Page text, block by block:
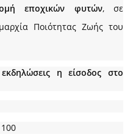
εποχικών φυτών, σε
Ποιότητας Ζωής του
η είσοδος στο